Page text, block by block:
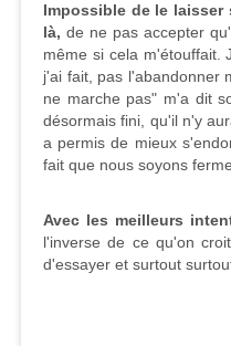
Impossible de le laisser
là, de ne pas accepter
même si cela m'étouffait.
j'ai fait, pas l'abandonner
ne marche pas" m'a dit
désormais fini, qu'il n'y
a permis de mieux
fait que nous soyons
Avec les meilleurs
l'inverse de ce qu'on
d'essayer et surtout